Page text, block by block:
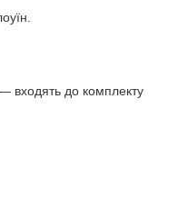
входять до комплекту